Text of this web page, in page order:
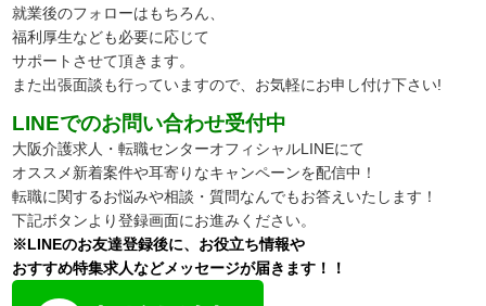
就業後のフォローはもちろん、
福利厚生なども必要に応じて
サポートさせて頂きます。
また出張面談も行っていますので、 お気軽にお申し付け下さい!
LINEでのお問い合わせ受付中
大阪介護求人・転職センターオフィシャルLINEにて
オススメ新着案件や耳寄りなキャンペーンを配信中！
転職に関するお悩みや相談・質問なんでもお答えいたします！
下記ボタンより登録画面にお進みください。
※LINEのお友達登録後に、お役立ち情報や
おすすめ特集求人などメッセージが届きます！！